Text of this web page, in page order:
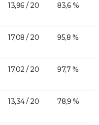
13,96 / 20 83,6 %
17,08 / 20 95,8 %
17,02 / 20 97,7 %
13,34 / 20 78,9 %